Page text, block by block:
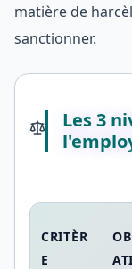
matière de
sanctionner.
Les 3
CRITÈR
E